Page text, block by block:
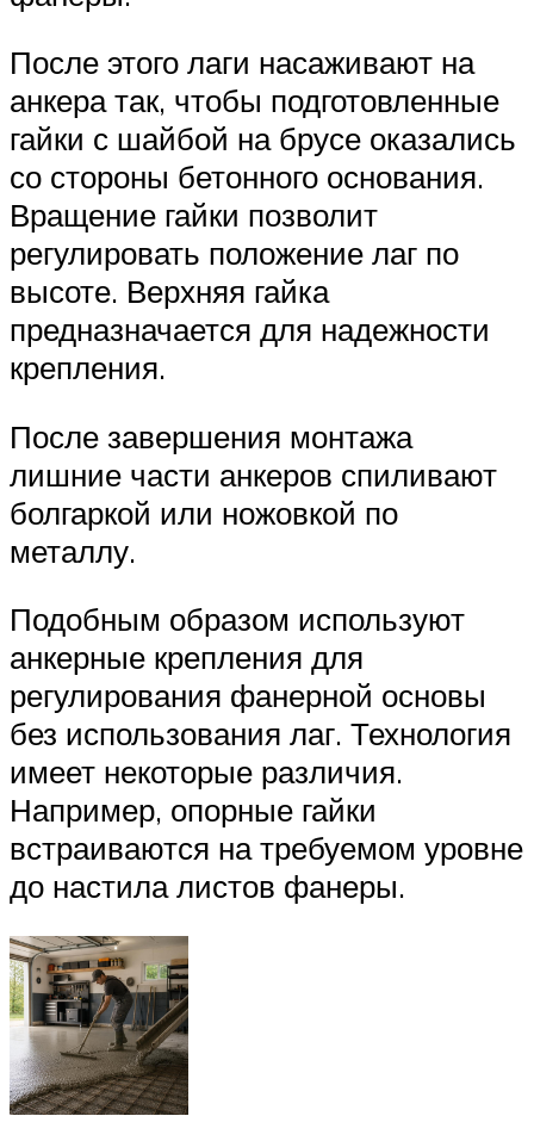
После этого лаги насаживают на
анкера так, чтобы подготовленные
гайки с шайбой на брусе оказались
со стороны бетонного основания.
Вращение гайки позволит
регулировать положение лаг по
высоте. Верхняя гайка
предназначается для надежности
крепления.
После завершения монтажа
лишние части анкеров спиливают
болгаркой или ножовкой по
металлу.
Подобным образом используют
анкерные крепления для
регулирования фанерной основы
без использования лаг. Технология
имеет некоторые различия.
Например, опорные гайки
встраиваются на требуемом уровне
до настила листов фанеры.